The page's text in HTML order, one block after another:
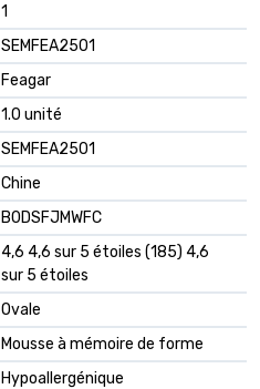
1
SEMFEA2501
Feagar
1.0 unité
SEMFEA2501
Chine
B0DSFJMWFC
4,6 4,6 sur 5 étoiles (185) 4,6
sur 5 étoiles
Ovale
Mousse à mémoire de forme
Hypoallergénique